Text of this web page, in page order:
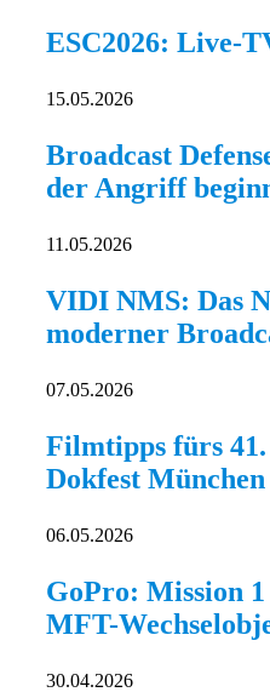
ESC2026: Live-
15.05.2026
Broadcast
der Angriff
11.05.2026
VIDI NMS: Das
moderner
07.05.2026
Filmtipps fürs
Dokfest München
06.05.2026
GoPro: Mission
MFT-
30.04.2026